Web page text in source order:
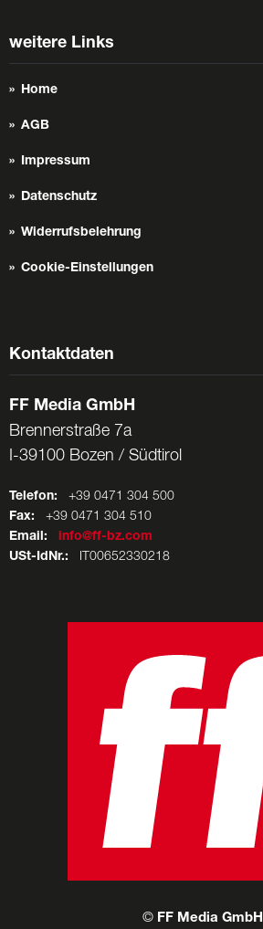
weitere Links
Home
AGB
Impressum
Datenschutz
Widerrufsbelehrung
Cookie-Einstellungen
Kontaktdaten
FF Media GmbH
Brennerstraße 7a
I-39100 Bozen / Südtirol
Telefon: +39 0471 304 500
Fax: +39 0471 304 510
Email:
info@ff-bz.com
USt-IdNr.: IT00652330218
© FF Media GmbH